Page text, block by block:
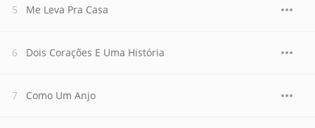
Me Leva Pra Casa
Dois Corações E Uma História
Como Um Anjo